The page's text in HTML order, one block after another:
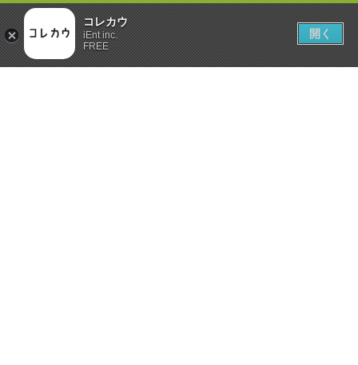
コレカウ
iEnt inc.
FREE
開く